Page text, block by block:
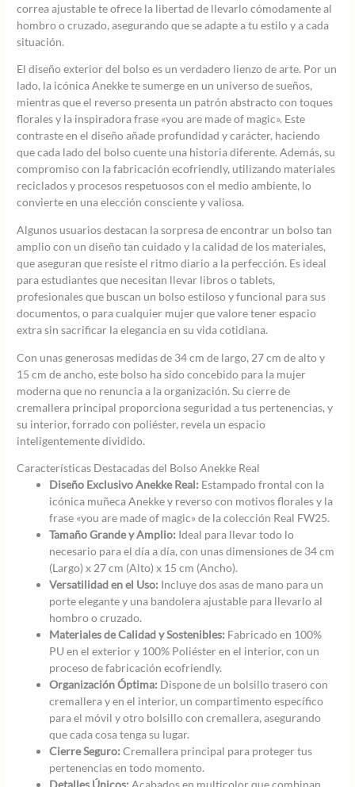
correa ajustable te ofrece la libertad de llevarlo cómodamente al
hombro o cruzado, asegurando que se adapte a tu estilo y a cada
situación.
El diseño exterior del bolso es un verdadero lienzo de arte. Por un
lado, la icónica Anekke te sumerge en un universo de sueños,
mientras que el reverso presenta un patrón abstracto con toques
florales y la inspiradora frase «you are made of magic». Este
contraste en el diseño añade profundidad y carácter, haciendo
que cada lado del bolso cuente una historia diferente. Además, su
compromiso con la fabricación ecofriendly, utilizando materiales
reciclados y procesos respetuosos con el medio ambiente, lo
convierte en una elección consciente y valiosa.
Algunos usuarios destacan la sorpresa de encontrar un bolso tan
amplio con un diseño tan cuidado y la calidad de los materiales,
que aseguran que resiste el ritmo diario a la perfección. Es ideal
para estudiantes que necesitan llevar libros o tablets,
profesionales que buscan un bolso estiloso y funcional para sus
documentos, o para cualquier mujer que valore tener espacio
extra sin sacrificar la elegancia en su vida cotidiana.
Con unas generosas medidas de 34 cm de largo, 27 cm de alto y
15 cm de ancho, este bolso ha sido concebido para la mujer
moderna que no renuncia a la organización. Su cierre de
cremallera principal proporciona seguridad a tus pertenencias, y
su interior, forrado con poliéster, revela un espacio
inteligentemente dividido.
Características Destacadas del Bolso Anekke Real
Diseño Exclusivo Anekke Real: Estampado frontal con la
icónica muñeca Anekke y reverso con motivos florales y la
frase «you are made of magic» de la colección Real FW25.
Tamaño Grande y Amplio: Ideal para llevar todo lo
necesario para el día a día, con unas dimensiones de 34 cm
(Largo) x 27 cm (Alto) x 15 cm (Ancho).
Versatilidad en el Uso: Incluye dos asas de mano para un
porte elegante y una bandolera ajustable para llevarlo al
hombro o cruzado.
Materiales de Calidad y Sostenibles: Fabricado en 100%
PU en el exterior y 100% Poliéster en el interior, con un
proceso de fabricación ecofriendly.
Organización Óptima: Dispone de un bolsillo trasero con
cremallera y en el interior, un compartimento específico
para el móvil y otro bolsillo con cremallera, asegurando
que cada cosa tenga su lugar.
Cierre Seguro: Cremallera principal para proteger tus
pertenencias en todo momento.